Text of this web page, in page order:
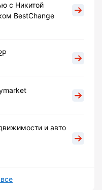
с Никитой
BestChange
и авто